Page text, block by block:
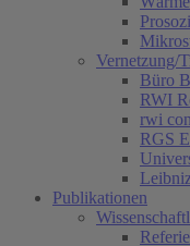
Vernetzung/
Büro
RWI
rwi
RGS
Publikationen